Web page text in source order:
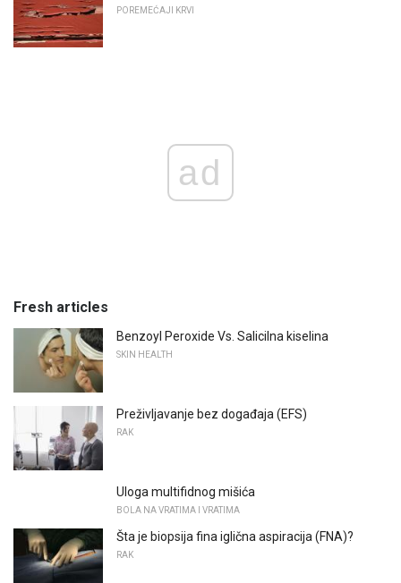
POREMEĆAJI KRVI
ad
Fresh articles
Benzoyl Peroxide Vs. Salicilna kiselina
SKIN HEALTH
Preživljavanje bez događaja (EFS)
RAK
Uloga multifidnog mišića
BOLA NA VRATIMA I VRATIMA
Šta je biopsija fina iglična aspiracija (FNA)?
RAK